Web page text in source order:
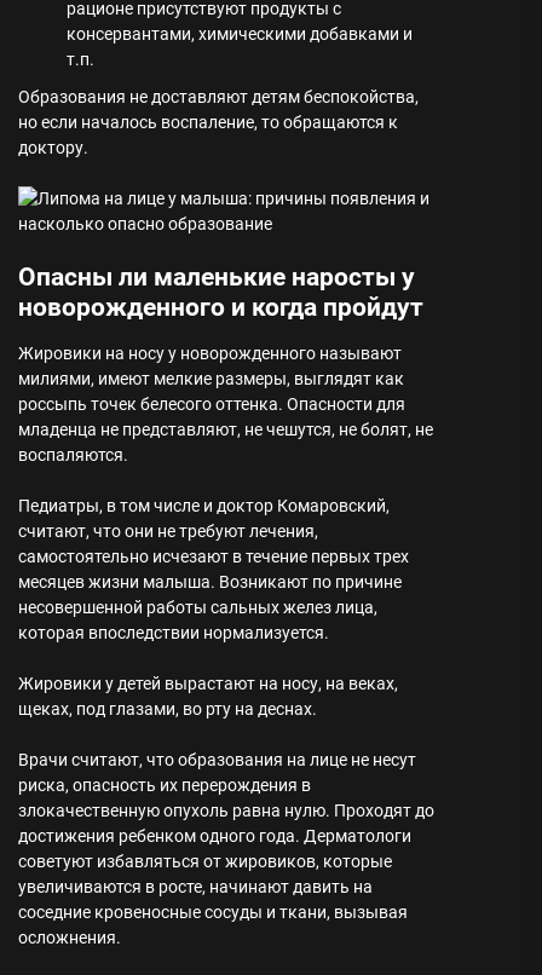
рационе присутствуют продукты с
консервантами, химическими добавками и
т.п.
Образования не доставляют детям беспокойства,
но если началось воспаление, то обращаются к
доктору.
Опасны ли маленькие наросты у
новорожденного и когда пройдут
Жировики на носу у новорожденного называют
милиями, имеют мелкие размеры, выглядят как
россыпь точек белесого оттенка. Опасности для
младенца не представляют, не чешутся, не болят, не
воспаляются.
Педиатры, в том числе и доктор Комаровский,
считают, что они не требуют лечения,
самостоятельно исчезают в течение первых трех
месяцев жизни малыша. Возникают по причине
несовершенной работы сальных желез лица,
которая впоследствии нормализуется.
Жировики у детей вырастают на носу, на веках,
щеках, под глазами, во рту на деснах.
Врачи считают, что образования на лице не несут
риска, опасность их перерождения в
злокачественную опухоль равна нулю. Проходят до
достижения ребенком одного года. Дерматологи
советуют избавляться от жировиков, которые
увеличиваются в росте, начинают давить на
соседние кровеносные сосуды и ткани, вызывая
осложнения.